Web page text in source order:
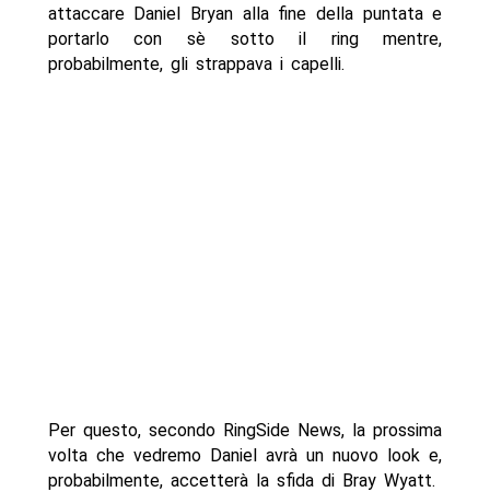
attaccare Daniel Bryan alla fine della puntata e
portarlo con sè sotto il ring mentre,
probabilmente, gli strappava i capelli.
Per questo, secondo RingSide News, la prossima
volta che vedremo Daniel avrà un nuovo look e,
probabilmente, accetterà la sfida di Bray Wyatt.